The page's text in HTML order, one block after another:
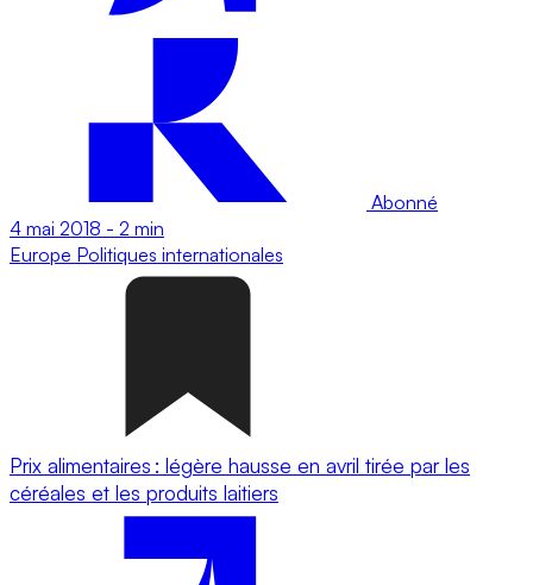
Abonné
4 mai 2018 - 2 min
Europe Politiques internationales
Prix alimentaires : légère hausse en avril tirée par les
céréales et les produits laitiers